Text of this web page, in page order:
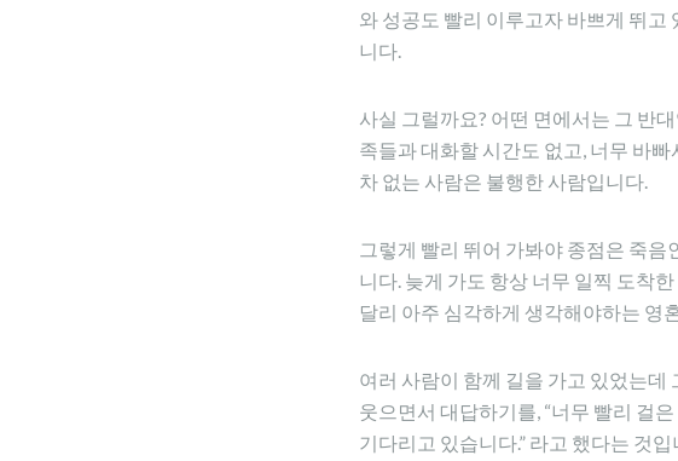
와 성공도 빨리 이루고자 바쁘게 뛰
니다.
사실 그럴까요? 어떤 면에서는 그 반
족들과 대화할 시간도 없고, 너무 바
차 없는 사람은 불행한 사람입니다.
그렇게 빨리 뛰어 가봐야 종점은 죽
니다. 늦게 가도 항상 너무 일찍 도착
달리 아주 심각하게 생각해야하는 영
여러 사람이 함께 길을 가고 있었는데
웃으면서 대답하기를, “너무 빨리 걸
기다리고 있습니다.” 라고 했다는 것입